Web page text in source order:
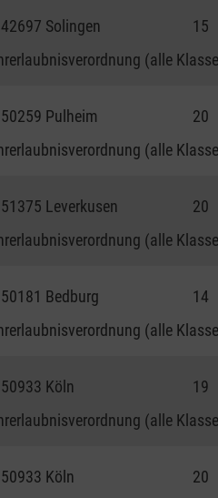
42697 Solingen 15
(alle
50259 Pulheim 20
(alle
51375 Leverkusen 20
(alle
50181 Bedburg 14
(alle
50933 Köln 19
(alle
50933 Köln 20